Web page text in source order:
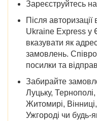
Зареєструйтесь
Після
Ukraine Express у
вказувати як
замовлень.
посилки та
Забирайте
Луцьку,
Житомирі,
Ужгороді чи будь-